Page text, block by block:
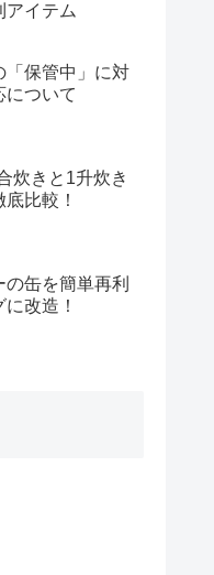
アイテム
「保管中」に対
について
炊きと1升炊き
比較！
缶を簡単再利
改造！